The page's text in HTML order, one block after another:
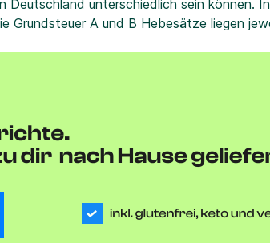
Deutschland unterschiedlich sein können.
Grundsteuer A und B Hebesätze liegen